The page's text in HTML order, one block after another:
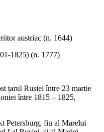
austriac (n. 1644)
1825) (n. 1777)
țarul Rusiei între 23 martie
între 1815 – 1825,
Petersburg, fiu al Marelui